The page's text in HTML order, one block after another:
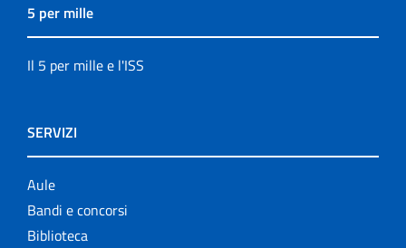
5 per mille
Il 5 per mille e l'ISS
SERVIZI
Aule
Bandi e concorsi
Biblioteca